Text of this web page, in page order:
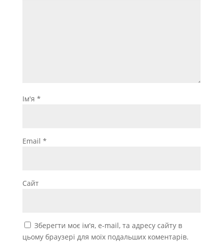
Ім'я *
Email *
Сайт
Зберегти моє ім'я, e-mail, та адресу сайту в
цьому браузері для моїх подальших коментарів.